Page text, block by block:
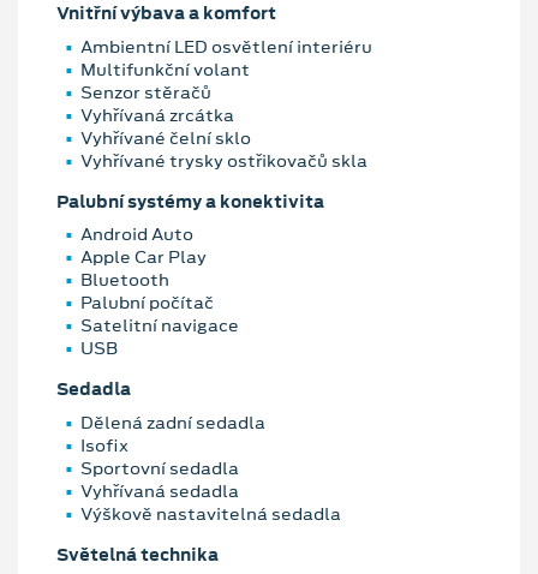
Vnitřní výbava a komfort
Ambientní LED osvětlení interiéru
Multifunkční volant
Senzor stěračů
Vyhřívaná zrcátka
Vyhřívané čelní sklo
Vyhřívané trysky ostřikovačů skla
Palubní systémy a konektivita
Android Auto
Apple Car Play
Bluetooth
Palubní počítač
Satelitní navigace
USB
Sedadla
Dělená zadní sedadla
Isofix
Sportovní sedadla
Vyhřívaná sedadla
Výškově nastavitelná sedadla
Světelná technika